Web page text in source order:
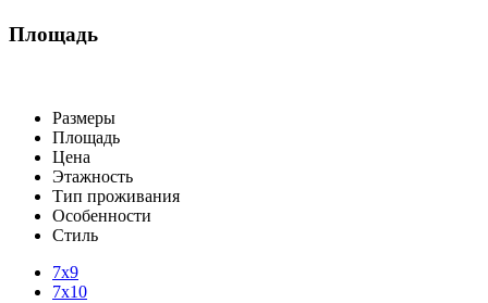
Площадь
Размеры
Площадь
Цена
Этажность
Тип проживания
Особенности
Стиль
7х9
7х10